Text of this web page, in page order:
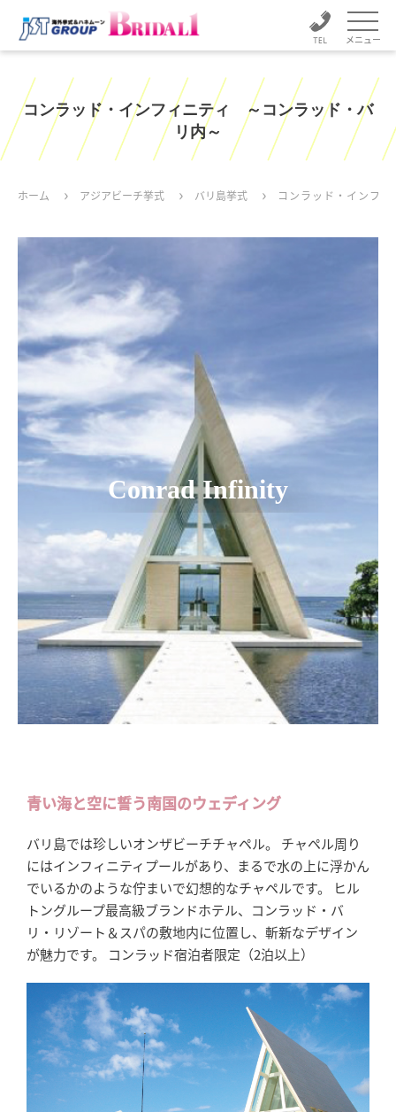
メニュー
コンラッド・インフィニティ ～コンラッド・バ
リ内～
ホーム アジアビーチ挙式 バリ島挙式 コンラッド・インフ
Conrad Infinity
青い海と空に誓う南国のウェディング
バリ島では珍しいオンザビーチチャペル。 チャペル周り
にはインフィニティプールがあり、まるで水の上に浮かん
でいるかのような佇まいで幻想的なチャペルです。 ヒル
トングループ最高級ブランドホテル、コンラッド・バ
リ・リゾート＆スパの敷地内に位置し、斬新なデザイン
が魅力です。 コンラッド宿泊者限定（2泊以上）